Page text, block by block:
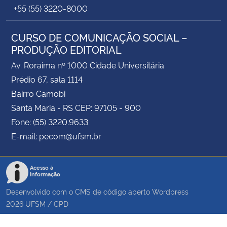
+55 (55) 3220-8000
CURSO DE COMUNICAÇÃO SOCIAL –
PRODUÇÃO EDITORIAL
Av. Roraima nº 1000 Cidade Universitária
Prédio 67, sala 1114
Bairro Camobi
Santa Maria - RS CEP: 97105 - 900
Fone: (55) 3220.9633
E-mail: pecom@ufsm.br
Acesso à
Informação
Desenvolvido com o CMS de código aberto Wordpress
2026 UFSM / CPD